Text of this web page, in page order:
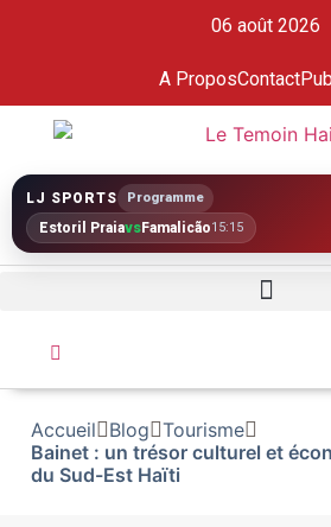
06 août 2026
A ProposContact
LJ SPORTS Programme
Estoril PraiavsFamalicão15:15
Accueil Blog Tourisme
Bainet : un trésor culturel et
du Sud-Est Haïti